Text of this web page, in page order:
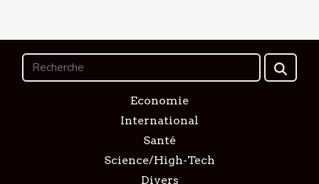
Economie
International
Santé
Science/High-Tech
Divers